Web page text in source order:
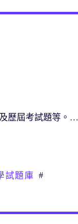
歷屆考試題等。…
試題庫 #